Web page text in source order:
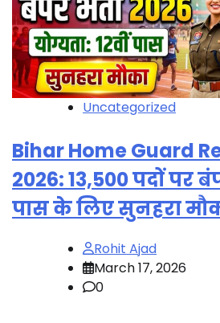
Uncategorized
Bihar Home Guard
2026: 13,500 पदों पर
पास के लिए सुनहरा
Rohit Ajad
March 17, 2026
0